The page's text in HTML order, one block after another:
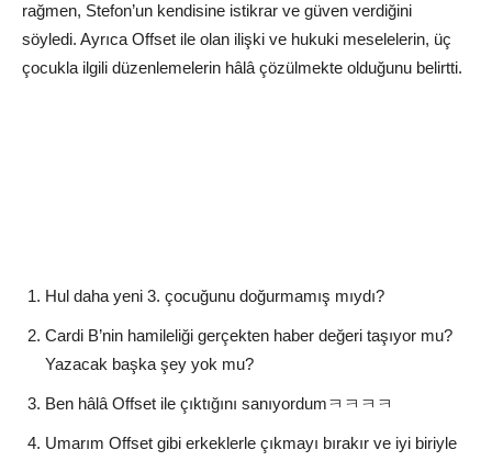
rağmen, Stefon’un kendisine istikrar ve güven verdiğini
söyledi. Ayrıca Offset ile olan ilişki ve hukuki meselelerin, üç
çocukla ilgili düzenlemelerin hâlâ çözülmekte olduğunu belirtti.
Hul daha yeni 3. çocuğunu doğurmamış mıydı?
Cardi B’nin hamileliği gerçekten haber değeri taşıyor mu?
Yazacak başka şey yok mu?
Ben hâlâ Offset ile çıktığını sanıyordumㅋㅋㅋㅋ
Umarım Offset gibi erkeklerle çıkmayı bırakır ve iyi biriyle